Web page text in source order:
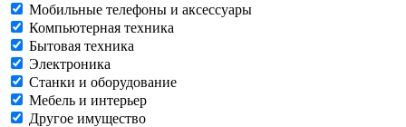
Мобильные телефоны и аксессуары
Компьютерная техника
Бытовая техника
Электроника
Станки и оборудование
Мебель и интерьер
Другое имущество